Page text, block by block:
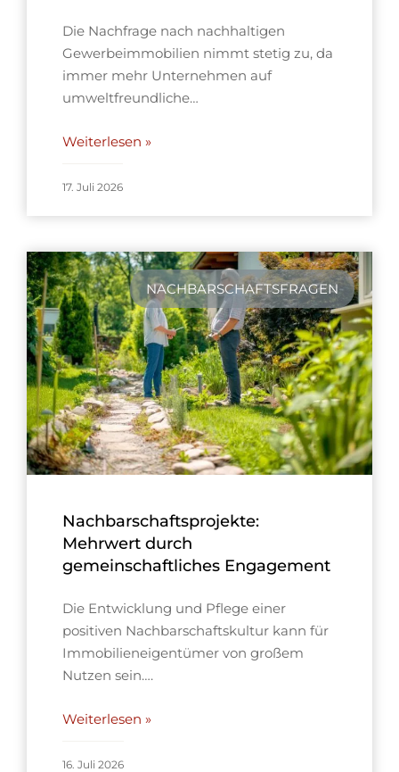
Die Nachfrage nach nachhaltigen
Gewerbeimmobilien nimmt stetig zu, da
immer mehr Unternehmen auf
umweltfreundliche…
Weiterlesen »
17. Juli 2026
NACHBARSCHAFTSFRAGEN
Nachbarschaftsprojekte:
Mehrwert durch
gemeinschaftliches Engagement
Die Entwicklung und Pflege einer
positiven Nachbarschaftskultur kann für
Immobilieneigentümer von großem
Nutzen sein….
Weiterlesen »
16. Juli 2026